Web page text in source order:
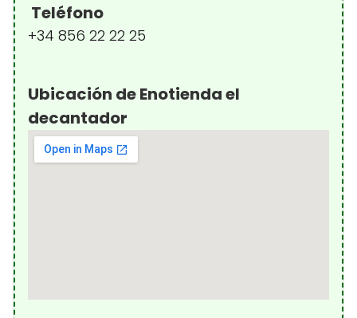
Teléfono
+34 856 22 22 25
Ubicación de Enotienda el
decantador